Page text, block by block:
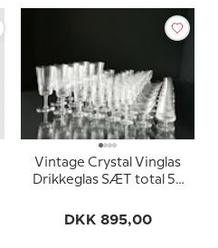
Vintage Crystal Vinglas
Drikkeglas SÆT total 58
DKK 895,00